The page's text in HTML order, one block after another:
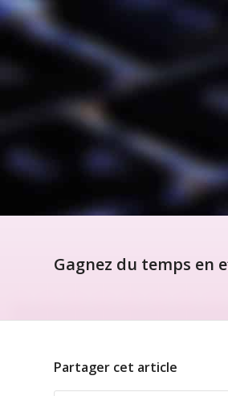
Gagnez du temps en
Partager cet article